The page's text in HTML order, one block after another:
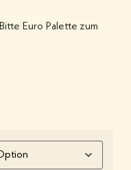
Euro Palette zum